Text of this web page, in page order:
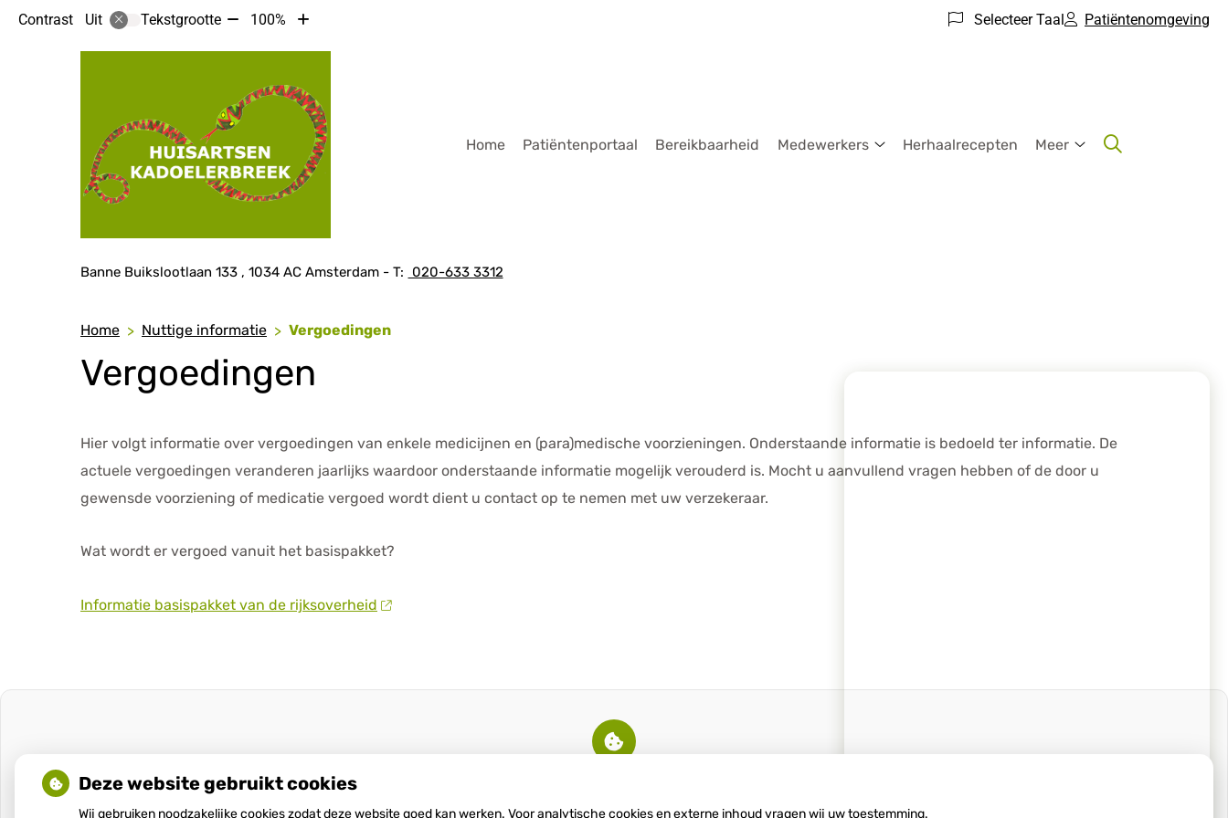
Contrast Uit Tekstgrootte Tekst
met
100%
Tekst
met
Selecteer Taal Patiëntenomgeving
Home Patiëntenportaal Bereikbaarheid
Medewerkers
Herhaalrecepten
Meer
Adresgegevens
Banne Buikslootlaan 133 1034 AC Amsterdam 020-633 3312
Home Nuttige informatie Vergoedingen
Vergoedingen
Hier volgt informatie over vergoedingen van enkele medicijnen en (para)medische voorzieningen. Onderstaande informatie is bedoeld ter informatie. De
actuele vergoedingen veranderen jaarlijks waardoor onderstaande informatie mogelijk verouderd is. Mocht u aanvullend vragen hebben of de door u
gewensde voorziening of medicatie vergoed wordt dient u contact op te nemen met uw verzekeraar.
Wat wordt er vergoed vanuit het basispakket?
Informatie basispakket van de rijksoverheid
te zien.
Deze website gebruikt cookies
Wij gebruiken noodzakelijke cookies zodat deze website goed kan werken. Voor analytische cookies en externe inhoud vragen wij uw toestemming.